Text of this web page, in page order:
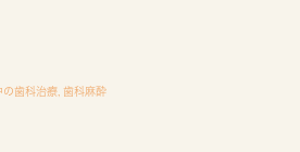
の歯科治療 歯科麻酔